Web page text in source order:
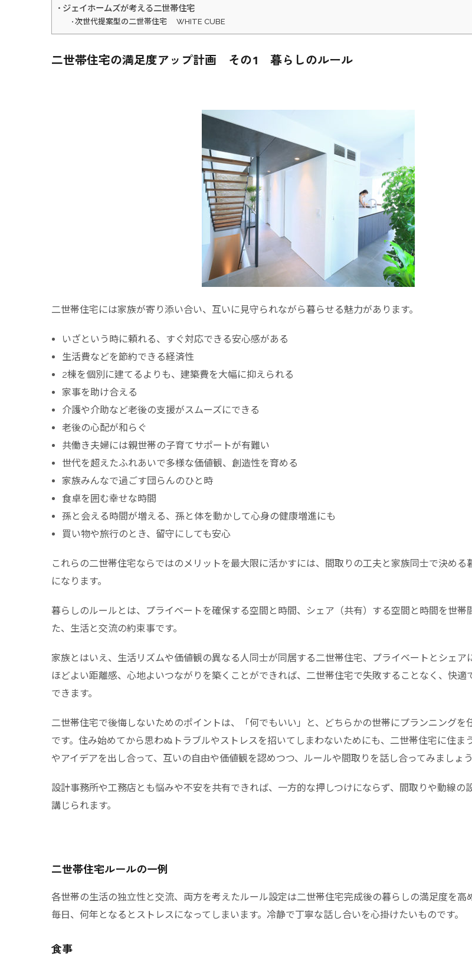
ジェイホームズが考える二世帯住宅
次世代提案型の二世帯住宅 WHITE CUBE
二世帯住宅の満足度アップ計画 その1 暮らしのルール
二世帯住宅には家族が寄り添い合い、互いに見守られながら暮らせる魅力があります。
いざという時に頼れる、すぐ対応できる安心感がある
生活費などを節約できる経済性
2棟を個別に建てるよりも、建築費を大幅に抑えられる
家事を助け合える
介護や介助など老後の支援がスムーズにできる
老後の心配が和らぐ
共働き夫婦には親世帯の子育てサポートが有難い
世代を超えたふれあいで多様な価値観、創造性を育める
家族みんなで過ごす団らんのひと時
食卓を囲む幸せな時間
孫と会える時間が増える、孫と体を動かして心身の健康増進にも
買い物や旅行のとき、留守にしても安心
これらの二世帯住宅ならではのメリットを最大限に活かすには、間取りの工夫と家族同士で決める
になります。
暮らしのルールとは、プライベートを確保する空間と時間、シェア（共有）する空間と時間を世帯
た、生活と交流の約束事です。
家族とはいえ、生活リズムや価値観の異なる人同士が同居する二世帯住宅、プライベートとシェア
ほどよい距離感、心地よいつながりを築くことができれば、二世帯住宅で失敗することなく、快適
できます。
二世帯住宅で後悔しないためのポイントは、「何でもいい」と、どちらかの世帯にプランニングを
です。住み始めてから思わぬトラブルやストレスを招いてしまわないためにも、二世帯住宅に住ま
やアイデアを出し合って、互いの自由や価値観を認めつつ、ルールや間取りを話し合ってみましょう
設計事務所や工務店とも悩みや不安を共有できれば、一方的な押しつけにならず、間取りや動線の
講じられます。
二世帯住宅ルールの一例
各世帯の生活の独立性と交流、両方を考えたルール設定は二世帯住宅完成後の暮らしの満足度を高
毎日、何年となるとストレスになってしまいます。冷静で丁寧な話し合いを心掛けたいものです。
食事